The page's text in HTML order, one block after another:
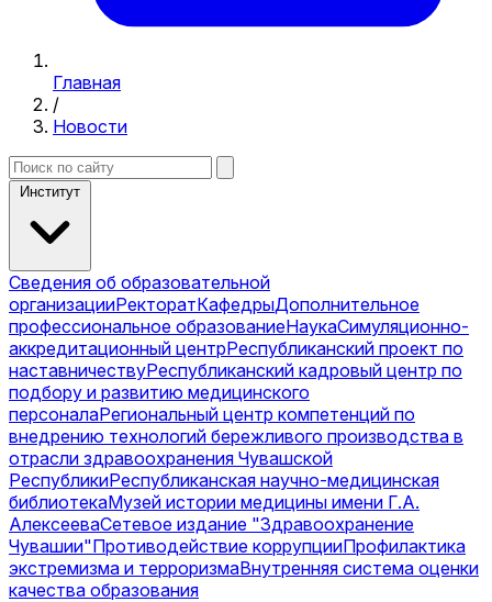
Главная
/
Новости
Институт
Сведения об образовательной
организацииРекторатКафедрыДополнительное
профессиональное образованиеНаукаСимуляционно-
аккредитационный центрРеспубликанский проект по
наставничествуРеспубликанский кадровый центр по
подбору и развитию медицинского
персоналаРегиональный центр компетенций по
внедрению технологий бережливого производства в
отрасли здравоохранения Чувашской
РеспубликиРеспубликанская научно-медицинская
библиотекаМузей истории медицины имени Г.А.
АлексееваСетевое издание "Здравоохранение
Чувашии"Противодействие коррупцииПрофилактика
экстремизма и терроризмаВнутренняя система оценки
качества образования